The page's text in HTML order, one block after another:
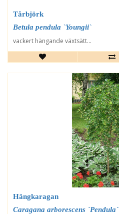
Tårbjörk
Betula pendula `Youngii`
vackert hängande växtsätt...
Hängkaragan
Caragana arborescens `Pendula´